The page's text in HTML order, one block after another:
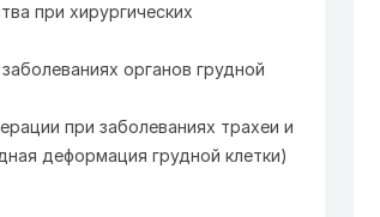
при хирургических
органов грудной
при заболеваниях трахеи и
деформация грудной клетки)